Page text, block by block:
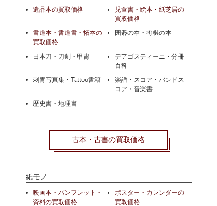
遺品本の買取価格
児童書・絵本・紙芝居の
買取価格
書道本・書道書・拓本の
買取価格
囲碁の本・将棋の本
日本刀・刀剣・甲冑
デアゴスティーニ・分冊
百科
刺青写真集・Tattoo書籍
楽譜・スコア・バンドス
コア・音楽書
歴史書・地理書
古本・古書の買取価格
紙モノ
映画本・パンフレット・
資料の買取価格
ポスター・カレンダーの
買取価格